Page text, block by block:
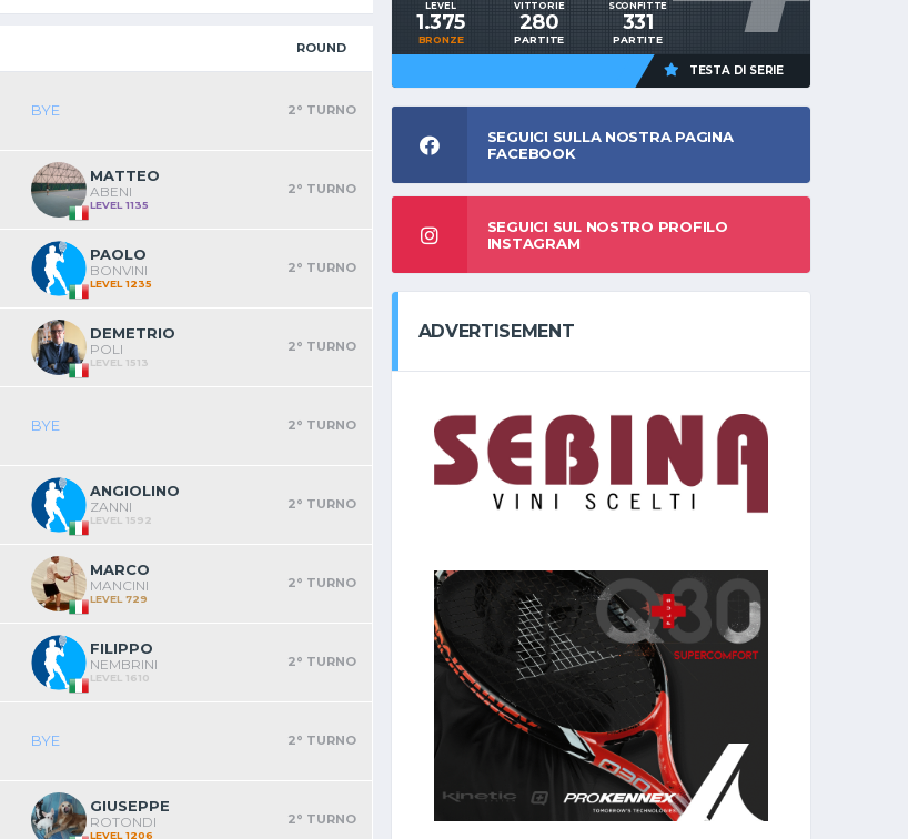
ROUND
BYE 2° TURNO
MATTEO
ABENI
LEVEL 1135
2° TURNO
PAOLO
BONVINI
LEVEL 1235
2° TURNO
DEMETRIO
POLI
LEVEL 1513
2° TURNO
BYE 2° TURNO
ANGIOLINO
ZANNI
LEVEL 1592
2° TURNO
MARCO
MANCINI
LEVEL 729
2° TURNO
FILIPPO
NEMBRINI
LEVEL 1610
2° TURNO
BYE 2° TURNO
GIUSEPPE
ROTONDI
LEVEL 1206
2° TURNO
LEVEL
1.375
BRONZE
VITTORIE
280
PARTITE
SCONFITTE
331
PARTITE
TESTA DI SERIE
SEGUICI SULLA NOSTRA PAGINA
FACEBOOK
SEGUICI SUL NOSTRO PROFILO
INSTAGRAM
ADVERTISEMENT